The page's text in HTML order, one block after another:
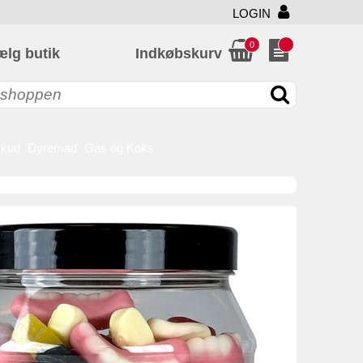
LOGIN
butik Indkøbskurv
0